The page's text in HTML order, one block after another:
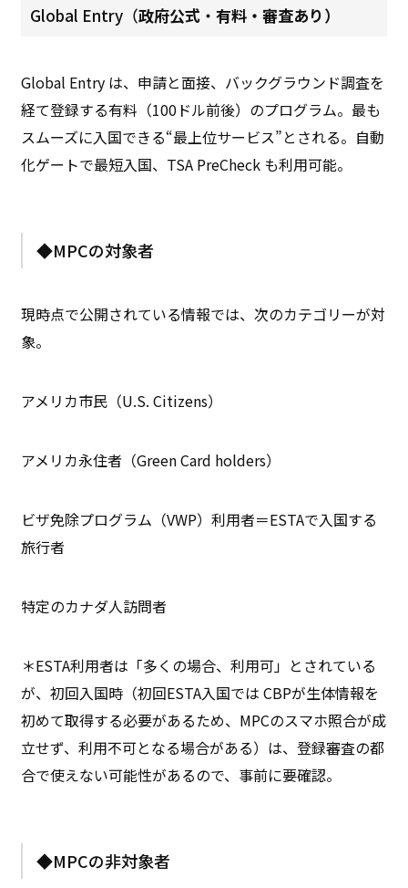
Global Entry（政府公式 ・有料 ・審査あり）
Global Entry は、申請と面接、バックグラウンド調査を
経て登録する有料（100ドル前後）のプログラム。最も
スムーズに入国できる“最上位サービス”とされる。自動
化ゲートで最短入国、TSA PreCheck も利用可能。
◆MPCの対象者
現時点で公開されている情報では、次のカテゴリーが対
象。
アメリカ市民（U.S. Citizens）
アメリカ永住者（Green Card holders）
ビザ免除プログラム（VWP）利用者＝ESTAで入国する
旅行者
特定のカナダ人訪問者
＊ESTA利用者は「多くの場合、利用可」とされている
が、初回入国時（初回ESTA入国では CBPが生体情報を
初めて取得する必要があるため、MPCのスマホ照合が成
立せず、利用不可となる場合がある）は、登録審査の都
合で使えない可能性があるので、事前に要確認。
◆MPCの非対象者